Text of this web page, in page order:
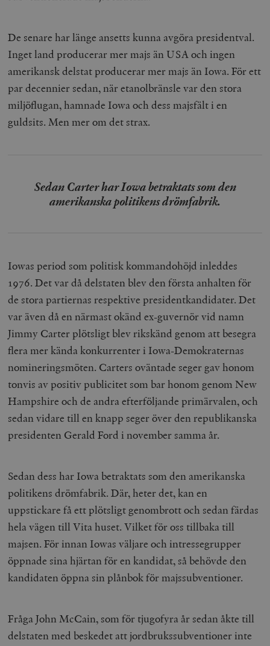
De senare har länge ansetts kunna avgöra presidentval.
Inget land producerar mer majs än USA och ingen
amerikansk delstat producerar mer majs än Iowa. För ett
par decennier sedan, när etanolbränsle var den stora
miljöflugan, hamnade Iowa och dess majsfält i en
guldsits. Men mer om det strax.
Sedan Carter har Iowa betraktats som den
amerikanska politikens drömfabrik.
Iowas period som politisk kommandohöjd inleddes
1976. Det var då delstaten blev den första anhalten för
de stora partiernas respektive presidentkandidater. Det
var även då en närmast okänd ex-guvernör vid namn
Jimmy Carter plötsligt blev rikskänd genom att besegra
flera mer kända konkurrenter i Iowa-Demokraternas
nomineringsmöten. Carters oväntade seger gav honom
tonvis av positiv publicitet som bar honom genom New
Hampshire och de andra efterföljande primärvalen, och
sedan vidare till en knapp seger över den republikanska
presidenten Gerald Ford i november samma år.
Sedan dess har Iowa betraktats som den amerikanska
politikens drömfabrik. Där, heter det, kan en
uppstickare få ett plötsligt genombrott och sedan färdas
hela vägen till Vita huset. Vilket för oss tillbaka till
majsen. För innan Iowas väljare och intressegrupper
öppnade sina hjärtan för en kandidat, så behövde den
kandidaten öppna sin plånbok för majssubventioner.
Fråga John McCain, som för tjugofyra år sedan åkte till
delstaten med beskedet att jordbrukssubventioner inte